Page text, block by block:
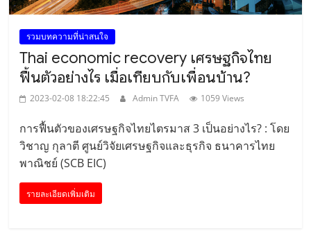
รวมบทความที่น่าสนใจ
Thai economic recovery เศรษฐกิจไทย
ฟื้นตัวอย่างไร เมื่อเทียบกับเพื่อนบ้าน?
2023-02-08 18:22:45 Admin TVFA 1059 Views
การฟื้นตัวของเศรษฐกิจไทยไตรมาส 3 เป็นอย่างไร? : โดย
วิชาญ กุลาตี ศูนย์วิจัยเศรษฐกิจและธุรกิจ ธนาคารไทย
พาณิชย์ (SCB EIC)
รายละเอียดเพิ่มเติม